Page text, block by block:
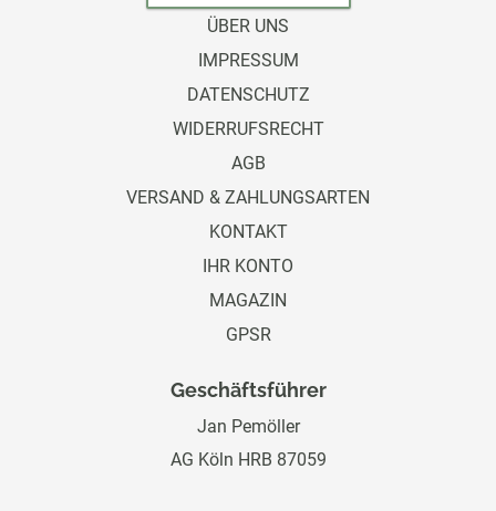
ÜBER UNS
IMPRESSUM
DATENSCHUTZ
WIDERRUFSRECHT
AGB
VERSAND & ZAHLUNGSARTEN
KONTAKT
IHR KONTO
MAGAZIN
GPSR
Geschäftsführer
Jan Pemöller
AG Köln HRB 87059